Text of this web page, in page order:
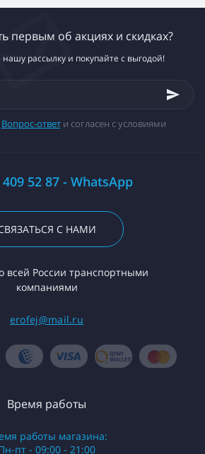
первым об акциях и скидках?
рассылку и покупайте с выгодой!
Вопрос-ответи согласен с условиями
409 52 87 - WhatsApp
С НАМИ
всей России транспортными
компаниями
erofej@mail.ru
Время работы
работы магазина:
пт - 09:00 - 21:00